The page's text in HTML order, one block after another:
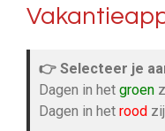
👉 Selecteer je
Dagen in het groen
Dagen in het rood